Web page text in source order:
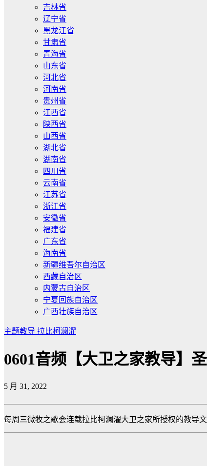
吉林省
辽宁省
黑龙江省
甘肃省
青海省
山东省
河北省
河南省
贵州省
江西省
陕西省
山西省
湖北省
湖南省
四川省
云南省
江苏省
浙江省
安徽省
福建省
广东省
海南省
新疆维吾尔自治区
西藏自治区
内蒙古自治区
宁夏回族自治区
广西壮族自治区
主题教导 拉比柯澜濯
0601音频【大卫之家教导】
5 月 31, 2022
每周三微牧之歌会连载拉比柯澜濯大卫之家所授权的教导